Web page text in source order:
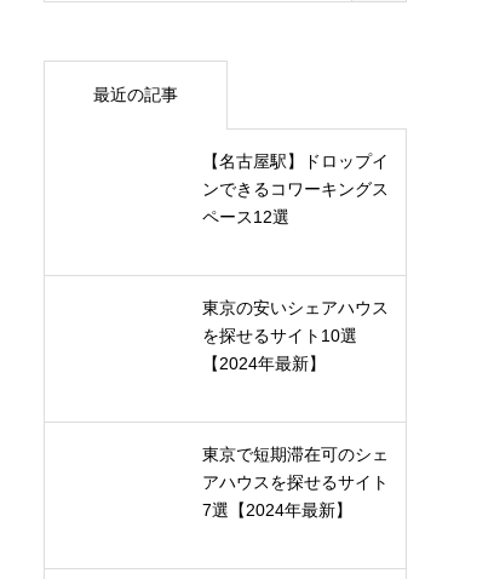
最近の記事
【名古屋駅】ドロップイ
ンできるコワーキングス
ペース12選
東京の安いシェアハウス
を探せるサイト10選
【2024年最新】
東京で短期滞在可のシェ
アハウスを探せるサイト
7選【2024年最新】